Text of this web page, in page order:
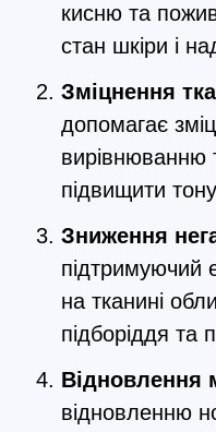
кисню та
стан шкіри і
Зміцнення
допомагає
вирівнюванню
підвищити
Зниження
підтримуючий
на тканині
підборіддя та
Відновлення
відновленню